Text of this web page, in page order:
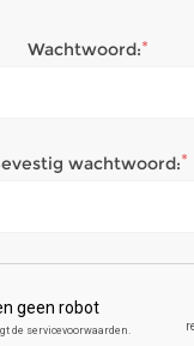
Wachtwoord:*
wachtwoord:*